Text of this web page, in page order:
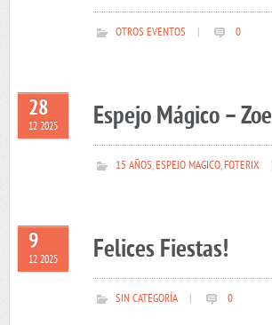
OTROS EVENTOS 0
28
12 2025 Espejo Mágico – Zoe
15 AÑOS,ESPEJO MAGICO,FOTERIX
9
12 2025 Felices Fiestas!
SIN CATEGORÍA 0